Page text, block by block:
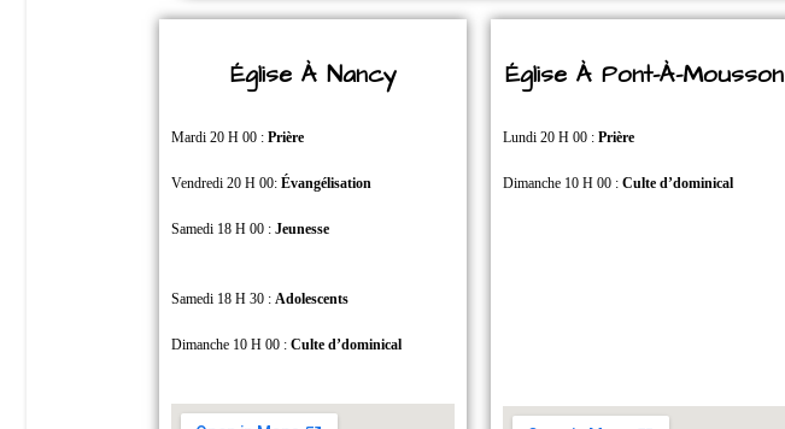
Église À Nancy
Mardi 20 H 00 : Prière
Vendredi 20 H 00: Évangélisation
Samedi 18 H 00 : Jeunesse
Samedi 18 H 30 : Adolescents
Dimanche 10 H 00 : Culte d’dominical
Église À Pont-À-Mousson
Lundi 20 H 00 : Prière
Dimanche 10 H 00 : Culte d’dominical